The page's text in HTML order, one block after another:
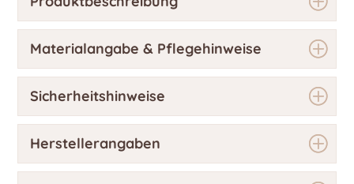
Materialangabe & Pflegehinweise
Sicherheitshinweise
Herstellerangaben